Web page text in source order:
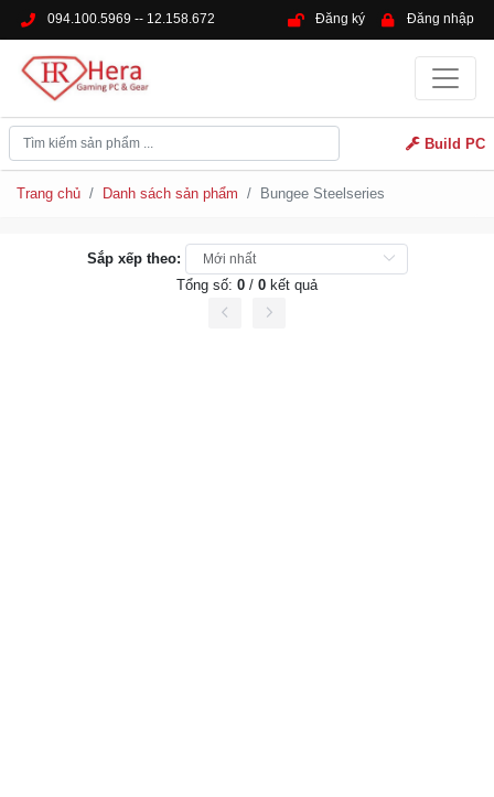
094.100.5969 -- 12.158.672 Đăng ký Đăng nhập
Build PC
Trang chủ Danh sách sản phẩm Bungee Steelseries
Sắp xếp theo:
Tổng số: 0 / 0 kết quả